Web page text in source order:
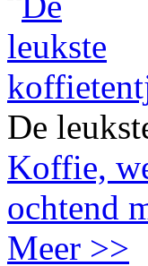
De
Koffie,
ochtend
Meer >>